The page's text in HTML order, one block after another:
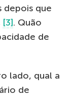
depois que
[3]. Quão
de
lado, qual a
de